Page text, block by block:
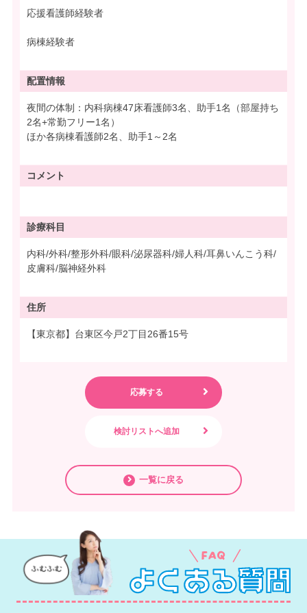
応援看護師経験者
病棟経験者
配置情報
夜間の体制：内科病棟47床看護師3名、助手1名（部屋持ち
2名+常勤フリー1名）
ほか各病棟看護師2名、助手1～2名
コメント
診療科目
内科/外科/整形外科/眼科/泌尿器科/婦人科/耳鼻いんこう科/
皮膚科/脳神経外科
住所
【東京都】台東区今戸2丁目26番15号
一覧に戻る